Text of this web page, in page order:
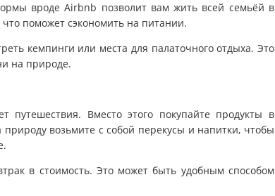
вроде Airbnb позволит вам жить всей семьёй в
что поможет сэкономить на питании.
кемпинги или места для палаточного отдыха. Это
на природе.
путешествия. Вместо этого покупайте продукты в
природу возьмите с собой перекусы и напитки, чтобы
в стоимость. Это может быть удобным способом